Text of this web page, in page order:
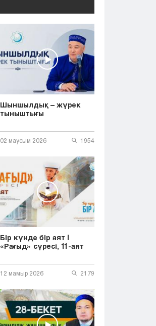
Шыншылдық – жүрек
тыныштығы
02 маусым 2026 1954
Бір күнде бір аят |
«Рағыд» сүресі, 11-аят
12 мамыр 2026 2179